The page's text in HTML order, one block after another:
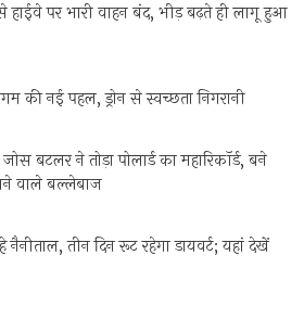
हाईवे पर भारी वाहन बंद, भीड़ बढ़ते ही लागू हुआ
की नई पहल, ड्रोन से स्वच्छता निगरानी
बटलर ने तोड़ा पोलार्ड का महारिकॉर्ड, बने
वाले बल्लेबाज
नैनीताल, तीन दिन रूट रहेगा डायवर्ट; यहां देखें